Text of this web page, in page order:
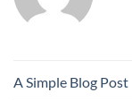
A Simple Blog Post